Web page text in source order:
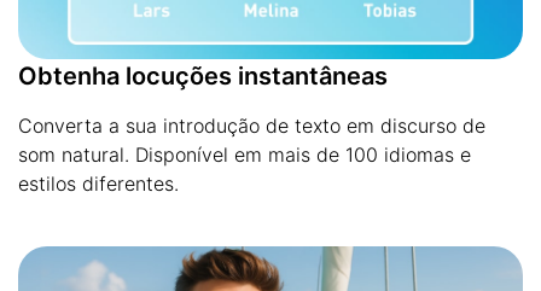
Obtenha locuções instantâneas
Converta a sua introdução de texto em discurso de
som natural. Disponível em mais de 100 idiomas e
estilos diferentes.